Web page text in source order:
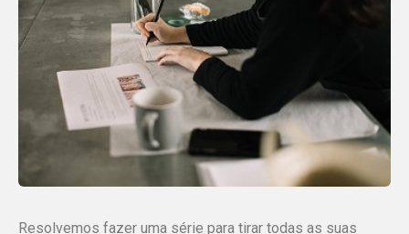
Resolvemos fazer uma série para tirar todas as suas